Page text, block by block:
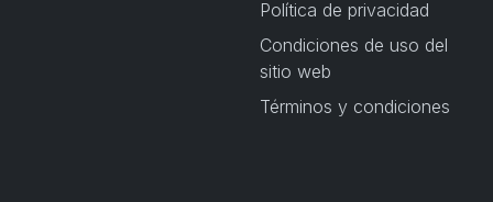
Política de privacidad
Condiciones de uso del
sitio web
Términos y condiciones